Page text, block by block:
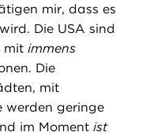
mir, dass es
Die USA sind
mitimmens
Die
mit
werden geringe
im Momentist